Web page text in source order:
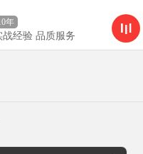
年
战经验 品质服务